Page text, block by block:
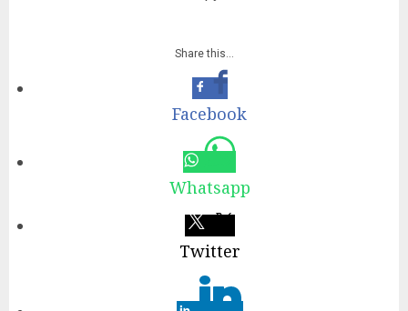
Share this…
Facebook
Whatsapp
Twitter